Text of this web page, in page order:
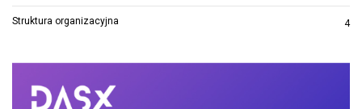
Struktura organizacyjna 4